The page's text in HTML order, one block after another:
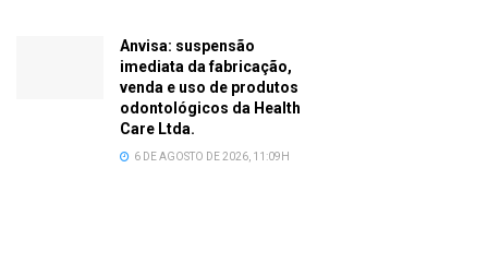
Anvisa: suspensão
imediata da fabricação,
venda e uso de produtos
odontológicos da Health
Care Ltda.
6 DE AGOSTO DE 2026, 11:09H